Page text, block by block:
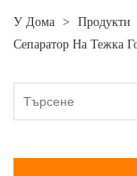
У Дома > Продукти
Сепаратор На Тежка